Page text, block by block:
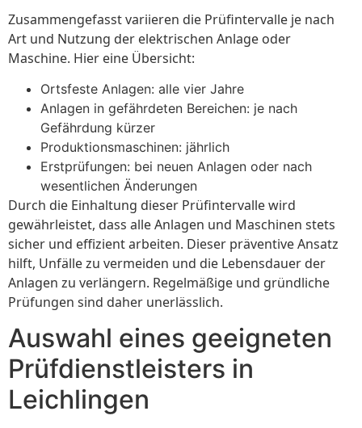
Zusammengefasst variieren die Prüfintervalle je nach
Art und Nutzung der elektrischen Anlage oder
Maschine. Hier eine Übersicht:
Ortsfeste Anlagen: alle vier Jahre
Anlagen in gefährdeten Bereichen: je nach
Gefährdung kürzer
Produktionsmaschinen: jährlich
Erstprüfungen: bei neuen Anlagen oder nach
wesentlichen Änderungen
Durch die Einhaltung dieser Prüfintervalle wird
gewährleistet, dass alle Anlagen und Maschinen stets
sicher und effizient arbeiten. Dieser präventive Ansatz
hilft, Unfälle zu vermeiden und die Lebensdauer der
Anlagen zu verlängern. Regelmäßige und gründliche
Prüfungen sind daher unerlässlich.
Auswahl eines geeigneten
Prüfdienstleisters in
Leichlingen